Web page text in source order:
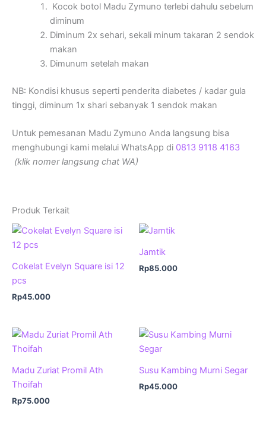
Kocok botol Madu Zymuno terlebi dahulu sebelum
diminum
Diminum 2x sehari, sekali minum takaran 2 sendok
makan
Dimunum setelah makan
NB: Kondisi khusus seperti penderita diabetes / kadar gula
tinggi, diminum 1x shari sebanyak 1 sendok makan
Untuk pemesanan Madu Zymuno Anda langsung bisa
menghubungi kami melalui WhatsApp di 0813 9118 4163
(klik nomer langsung chat WA)
Produk Terkait
Cokelat Evelyn Square isi 12
pcs
Rp45.000
Jamtik
Rp85.000
Madu Zuriat Promil Ath
Thoifah
Rp75.000
Susu Kambing Murni Segar
Rp45.000